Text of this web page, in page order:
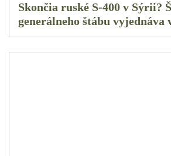
Skončia ruské S-400 v Sýrii?
generálneho štábu vyjednáva